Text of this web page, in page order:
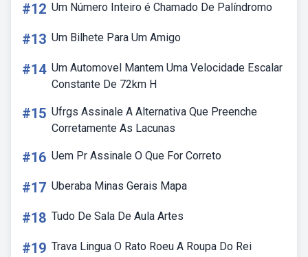
#12 Um Número Inteiro é Chamado De Palíndromo
#13 Um Bilhete Para Um Amigo
#14 Um Automovel Mantem Uma Velocidade Escalar
Constante De 72km H
#15 Ufrgs Assinale A Alternativa Que Preenche
Corretamente As Lacunas
#16 Uem Pr Assinale O Que For Correto
#17 Uberaba Minas Gerais Mapa
#18 Tudo De Sala De Aula Artes
#19 Trava Lingua O Rato Roeu A Roupa Do Rei